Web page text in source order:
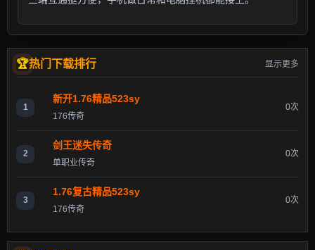
热门下载排行 显示更多
1
新开1.76精品523sy
176传奇
0次
2
剑王迷失传奇
单职业传奇
0次
3
1.76复古精品523sy
176传奇
0次